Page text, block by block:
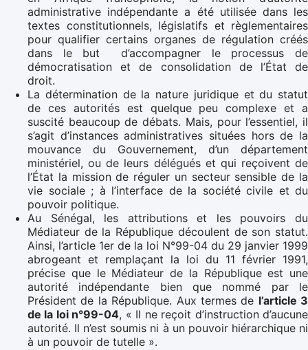
administrative indépendante a été utilisée dans les
textes constitutionnels, législatifs et règlementaires
pour qualifier certains organes de régulation créés
dans le but d’accompagner le processus de
démocratisation et de consolidation de l’État de
droit.
La détermination de la nature juridique et du statut
de ces autorités est quelque peu complexe et a
suscité beaucoup de débats. Mais, pour l’essentiel, il
s’agit d’instances administratives situées hors de la
mouvance du Gouvernement, d’un département
ministériel, ou de leurs délégués et qui reçoivent de
l’État la mission de réguler un secteur sensible de la
vie sociale ; à l’interface de la société civile et du
pouvoir politique.
Au Sénégal, les attributions et les pouvoirs du
Médiateur de la République découlent de son statut.
Ainsi, l’article 1er de la loi N°99-04 du 29 janvier 1999
abrogeant et remplaçant la loi du 11 février 1991,
précise que le Médiateur de la République est une
autorité indépendante bien que nommé par le
Président de la République. Aux termes de l’article 3
de la loi n°99-04, « Il ne reçoit d’instruction d’aucune
autorité. Il n’est soumis ni à un pouvoir hiérarchique ni
à un pouvoir de tutelle ».